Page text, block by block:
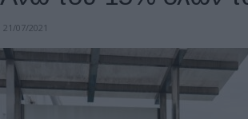
21/07/2021